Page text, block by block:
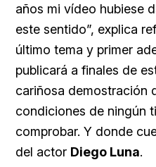
años mi vídeo hubiese
este sentido”, explica
último tema y primer
publicará a finales de
cariñosa demostración
condiciones de ningún
comprobar. Y donde
del actor Diego Luna.